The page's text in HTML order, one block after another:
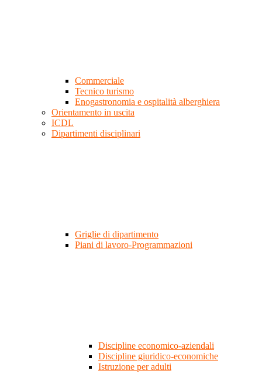
Commerciale
Tecnico turismo
Enogastronomia e ospitalità alberghiera
Orientamento in uscita
ICDL
Dipartimenti disciplinari
Griglie di dipartimento
Piani di lavoro-Programmazioni
Discipline economico-aziendali
Discipline giuridico-economiche
Istruzione per adulti